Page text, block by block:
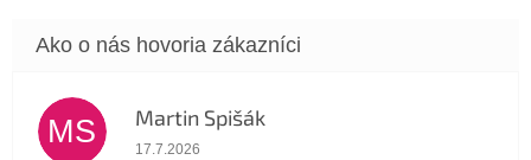
MS Martin Spišák
Hodnotenie obchodu je 5 z 5 hviezdičiek.
17.7.2026